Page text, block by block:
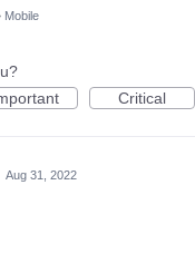
Mobile
Critical
Aug 31, 2022